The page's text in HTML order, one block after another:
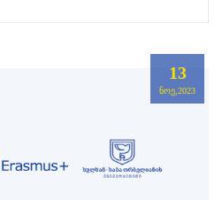
13
ᲜᲝᲔ,2023